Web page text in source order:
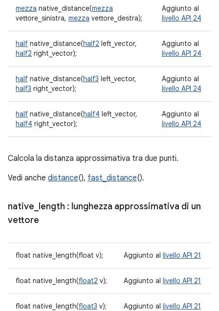
mezza native_distance(mezza
vettore_sinistra, mezza vettore_destra);
Aggiunto al
livello API 24
half native_distance(half2 left_vector,
half2 right_vector);
Aggiunto al
livello API 24
half native_distance(half3 left_vector,
half3 right_vector);
Aggiunto al
livello API 24
half native_distance(half4 left_vector,
half4 right_vector);
Aggiunto al
livello API 24
Calcola la distanza approssimativa tra due punti.
Vedi anche distance(), fast_distance().
native length : lunghezza approssimativa di un
vettore
float native_length(float v); Aggiunto al livello API 21
float native_length(float2 v); Aggiunto al livello API 21
float native_length(float3 v); Aggiunto al livello API 21